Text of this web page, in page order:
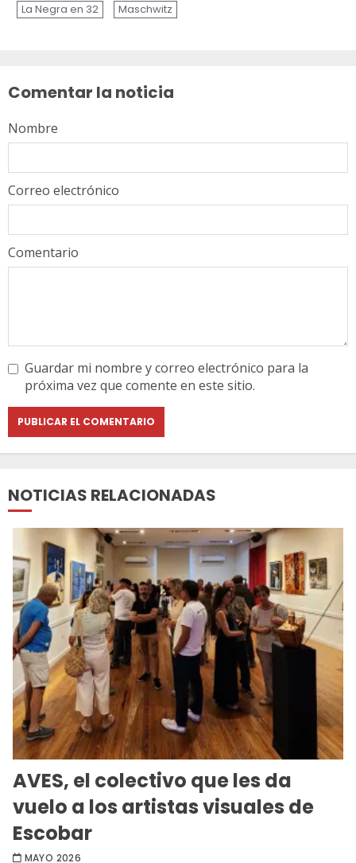
La Negra en 32
Maschwitz
Comentar la noticia
Comentario
Nombre
Correo electrónico
Guardar mi nombre y correo electrónico para la
próxima vez que comente en este sitio.
NOTICIAS RELACIONADAS
AVES, el colectivo que les da
vuelo a los artistas visuales de
Escobar
MAYO 2026